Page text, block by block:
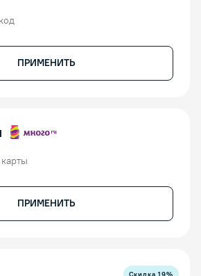
ПРИМЕНИТЬ
ПРИМЕНИТЬ